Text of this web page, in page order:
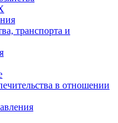
транспорта и
в отношении